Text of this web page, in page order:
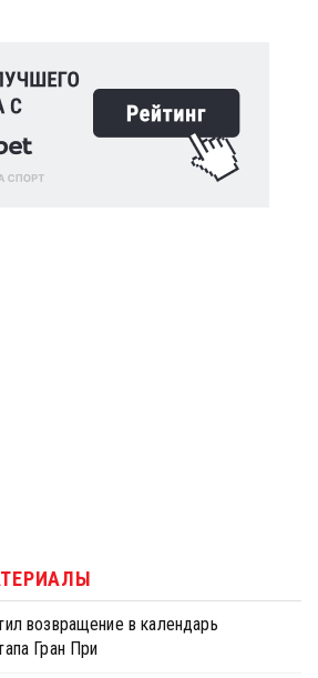
возвращение в календарь
Гран При